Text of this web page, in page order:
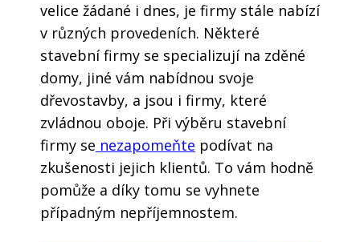
velice žádané i dnes, je firmy stále nabízí
v různých provedeních. Některé
stavební firmy se specializují na zděné
domy, jiné vám nabídnou svoje
dřevostavby, a jsou i firmy, které
zvládnou oboje. Při výběru stavební
firmy se nezapomeňte podívat na
zkušenosti jejich klientů. To vám hodně
pomůže a díky tomu se vyhnete
případným nepříjemnostem.